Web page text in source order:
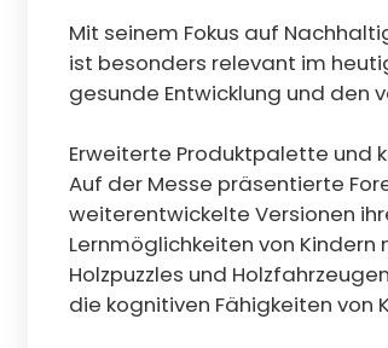
Mit seinem Fokus auf
ist besonders relevant im
gesunde Entwicklung und
Erweiterte Produktpalette und
Auf der Messe präsentierte
weiterentwickelte Versionen
Lernmöglichkeiten von
Holzpuzzles und
die kognitiven Fähigkeiten